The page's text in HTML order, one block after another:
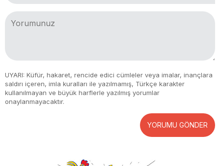
UYARI: Küfür, hakaret, rencide edici cümleler veya imalar, inançlara
saldırı içeren, imla kuralları ile yazılmamış, Türkçe karakter
kullanılmayan ve büyük harflerle yazılmış yorumlar
onaylanmayacaktır.
YORUMU GÖNDER